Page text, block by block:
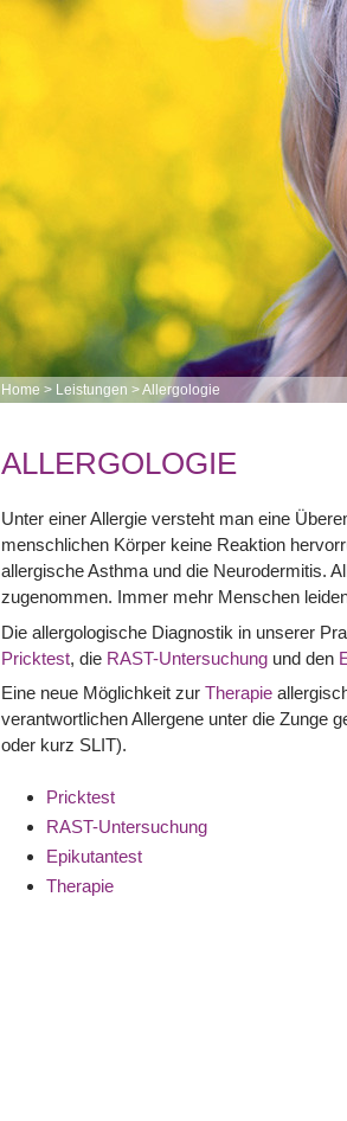
Home > Leistungen >Allergologie
ALLERGOLOGIE
Unter einer Allergie versteht man eine
menschlichen Körper keine Reaktion
allergische Asthma und die Neurodermitis.
zugenommen. Immer mehr Menschen
Die allergologische Diagnostik in unserer
Pricktest, die RAST-Untersuchung und den
Eine neue Möglichkeit zur Therapie
verantwortlichen Allergene unter die Zunge
oder kurz SLIT).
Pricktest
RAST-Untersuchung
Epikutantest
Therapie